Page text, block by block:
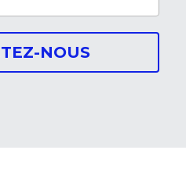
NOUS